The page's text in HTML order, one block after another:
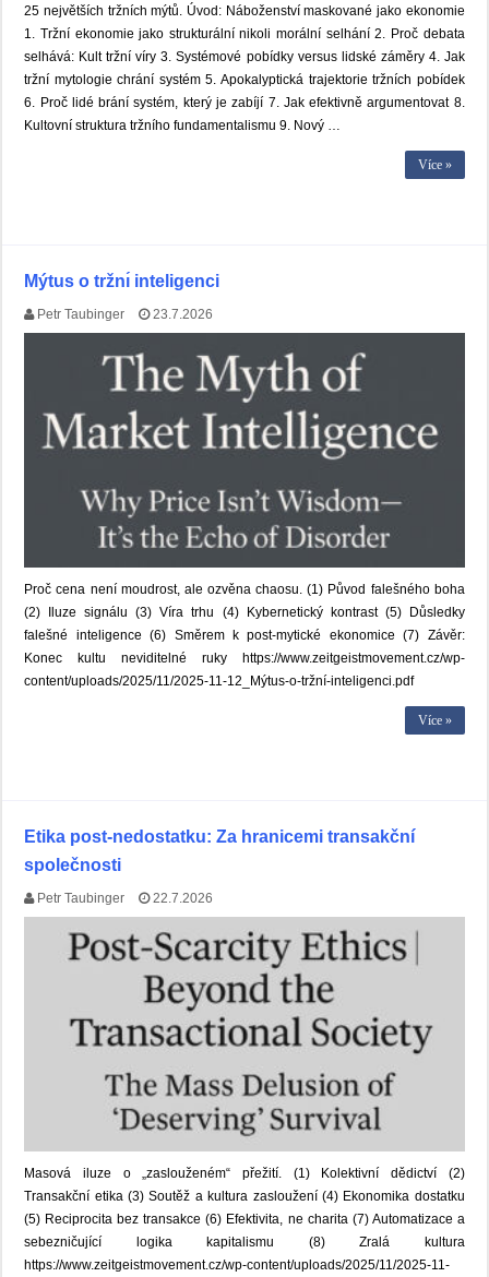
25 největších tržních mýtů. Úvod: Náboženství maskované jako ekonomie
1. Tržní ekonomie jako strukturální nikoli morální selhání 2. Proč debata
selhává: Kult tržní víry 3. Systémové pobídky versus lidské záměry 4. Jak
tržní mytologie chrání systém 5. Apokalyptická trajektorie tržních pobídek
6. Proč lidé brání systém, který je zabíjí 7. Jak efektivně argumentovat 8.
Kultovní struktura tržního fundamentalismu 9. Nový …
Více »
Mýtus o tržnı́ inteligenci
Petr Taubinger 23.7.2026
Proč cena není moudrost, ale ozvěna chaosu. (1) Původ falešného boha
(2) Iluze signálu (3) Víra trhu (4) Kybernetický kontrast (5) Důsledky
falešné inteligence (6) Směrem k post-mytické ekonomice (7) Závěr:
Konec kultu neviditelné ruky https://www.zeitgeistmovement.cz/wp-
content/uploads/2025/11/2025-11-12_Mýtus-o-tržní-inteligenci.pdf
Více »
Etika post-nedostatku: Za hranicemi transakční
společnosti
Petr Taubinger 22.7.2026
Masová iluze o „zaslouženém“ přežití. (1) Kolektivní dědictví (2)
Transakční etika (3) Soutěž a kultura zasloužení (4) Ekonomika dostatku
(5) Reciprocita bez transakce (6) Efektivita, ne charita (7) Automatizace a
sebezničující logika kapitalismu (8) Zralá kultura
https://www.zeitgeistmovement.cz/wp-content/uploads/2025/11/2025-11-